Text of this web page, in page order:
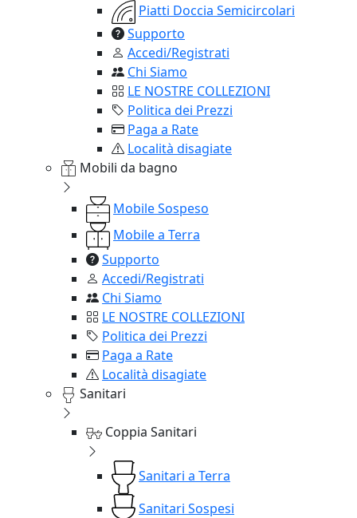
Piatti Doccia Semicircolari
Supporto
Accedi/Registrati
Chi Siamo
LE NOSTRE COLLEZIONI
Politica dei Prezzi
Paga a Rate
Località disagiate
Mobili da bagno
Mobile Sospeso
Mobile a Terra
Supporto
Accedi/Registrati
Chi Siamo
LE NOSTRE COLLEZIONI
Politica dei Prezzi
Paga a Rate
Località disagiate
Sanitari
Coppia Sanitari
Sanitari a Terra
Sanitari Sospesi